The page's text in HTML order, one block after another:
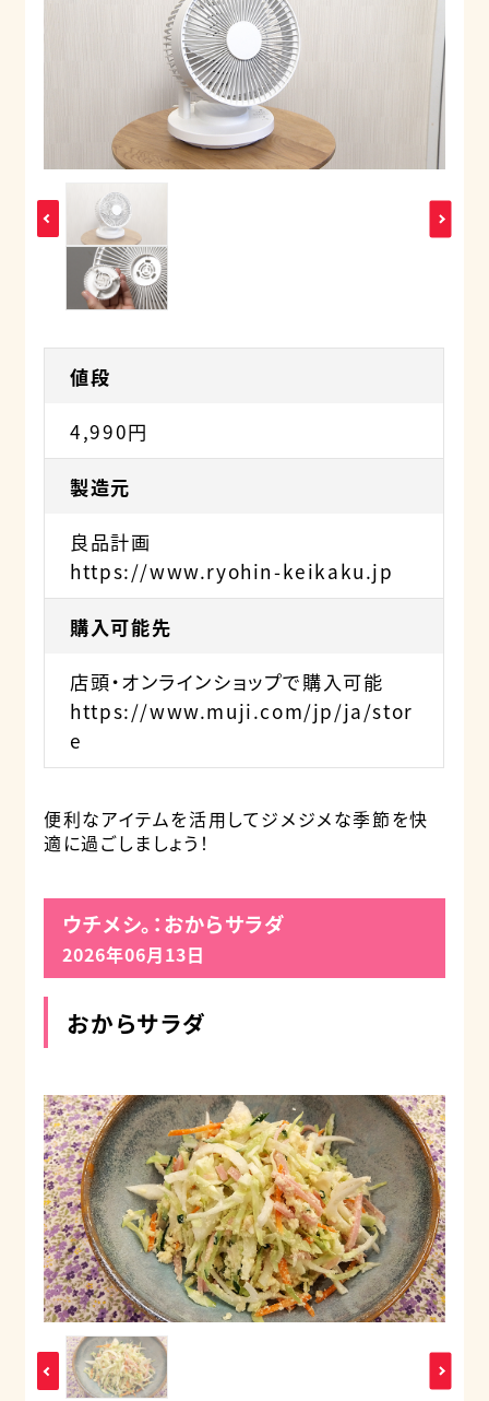
値段
4,990円
製造元
良品計画
https://www.ryohin-keikaku.jp
購入可能先
店頭・オンラインショップで購入可能
https://www.muji.com/jp/ja/stor
e
便利なアイテムを活用してジメジメな季節を快
適に過ごしましょう！
ウチメシ。：おからサラダ
2026年06月13日
おからサラダ